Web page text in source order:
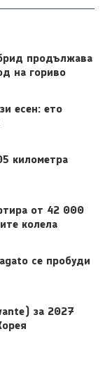
продължава
на гориво
есен: ето
километра
от 42 000
колела
се пробуди
за 2027